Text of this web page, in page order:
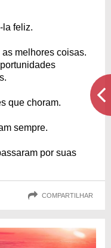
la feliz.
melhores coisas.
que choram.
sempre.
por suas
COMPARTILHAR